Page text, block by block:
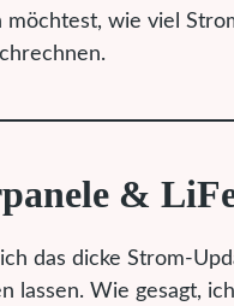
wie viel
&
das dicke Strom-
lassen. Wie gesagt,